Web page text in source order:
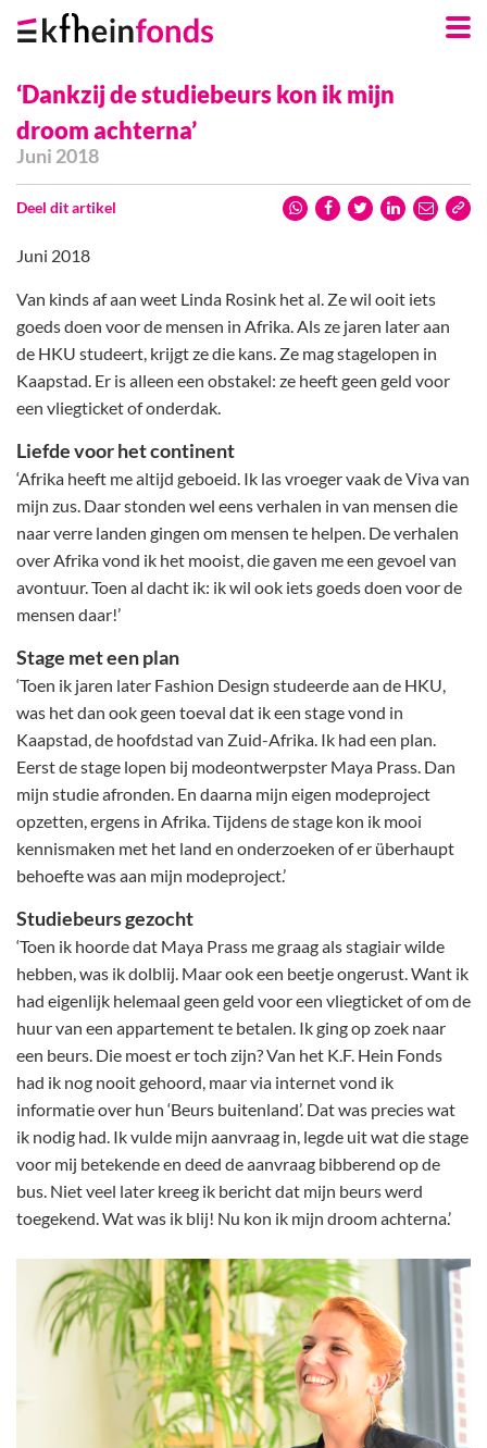
Navigation
‘Dankzij de studiebeurs kon ik mijn
droom achterna’
Juni 2018
Deel dit artikel
Juni 2018
Van kinds af aan weet Linda Rosink het al. Ze wil ooit iets
goeds doen voor de mensen in Afrika. Als ze jaren later aan
de HKU studeert, krijgt ze die kans. Ze mag stagelopen in
Kaapstad. Er is alleen een obstakel: ze heeft geen geld voor
een vliegticket of onderdak.
Liefde voor het continent
‘Afrika heeft me altijd geboeid. Ik las vroeger vaak de Viva van
mijn zus. Daar stonden wel eens verhalen in van mensen die
naar verre landen gingen om mensen te helpen. De verhalen
over Afrika vond ik het mooist, die gaven me een gevoel van
avontuur. Toen al dacht ik: ik wil ook iets goeds doen voor de
mensen daar!’
Stage met een plan
‘Toen ik jaren later Fashion Design studeerde aan de HKU,
was het dan ook geen toeval dat ik een stage vond in
Kaapstad, de hoofdstad van Zuid-Afrika. Ik had een plan.
Eerst de stage lopen bij modeontwerpster Maya Prass. Dan
mijn studie afronden. En daarna mijn eigen modeproject
opzetten, ergens in Afrika. Tijdens de stage kon ik mooi
kennismaken met het land en onderzoeken of er überhaupt
behoefte was aan mijn modeproject.’
Studiebeurs gezocht
‘Toen ik hoorde dat Maya Prass me graag als stagiair wilde
hebben, was ik dolblij. Maar ook een beetje ongerust. Want ik
had eigenlijk helemaal geen geld voor een vliegticket of om de
huur van een appartement te betalen. Ik ging op zoek naar
een beurs. Die moest er toch zijn? Van het K.F. Hein Fonds
had ik nog nooit gehoord, maar via internet vond ik
informatie over hun ‘Beurs buitenland’. Dat was precies wat
ik nodig had. Ik vulde mijn aanvraag in, legde uit wat die stage
voor mij betekende en deed de aanvraag bibberend op de
bus. Niet veel later kreeg ik bericht dat mijn beurs werd
toegekend. Wat was ik blij! Nu kon ik mijn droom achterna.’